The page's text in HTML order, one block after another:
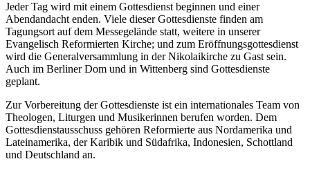
Jeder Tag wird mit einem Gottesdienst beginnen und einer
Abendandacht enden. Viele dieser Gottesdienste finden am
Tagungsort auf dem Messegelände statt, weitere in unserer
Evangelisch Reformierten Kirche; und zum Eröffnungsgottesdienst
wird die Generalversammlung in der Nikolaikirche zu Gast sein.
Auch im Berliner Dom und in Wittenberg sind Gottesdienste
geplant.
Zur Vorbereitung der Gottesdienste ist ein internationales Team von
Theologen, Liturgen und Musikerinnen berufen worden. Dem
Gottesdienstausschuss gehören Reformierte aus Nordamerika und
Lateinamerika, der Karibik und Südafrika, Indonesien, Schottland
und Deutschland an.